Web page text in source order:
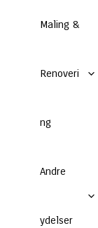
Maling &
Renoveri
ng
Andre
ydelser